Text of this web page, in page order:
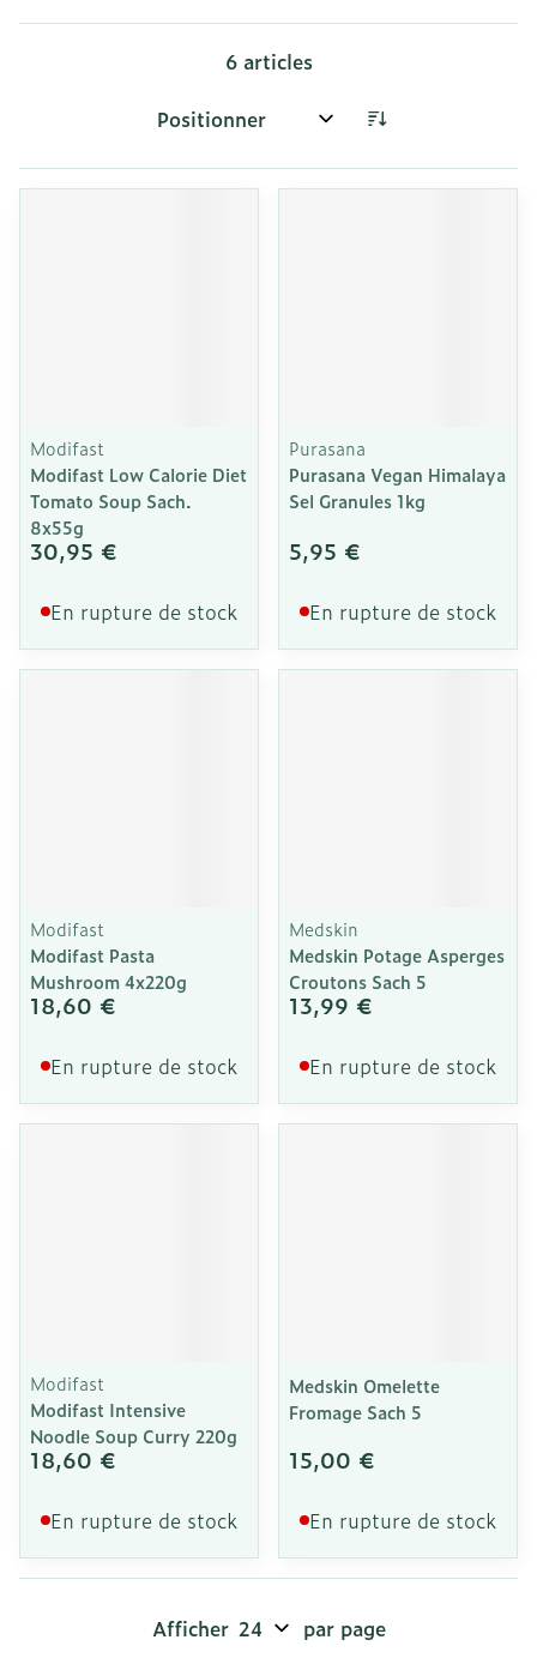
6articles
Trier par:
Modifast
Modifast Low Calorie Diet
Tomato Soup Sach.
8x55g
30,95 €
En rupture de stock
Purasana
Purasana Vegan Himalaya
Sel Granules 1kg
5,95 €
En rupture de stock
Modifast
Modifast Pasta
Mushroom 4x220g
18,60 €
En rupture de stock
Medskin
Medskin Potage Asperges
Croutons Sach 5
13,99 €
En rupture de stock
Modifast
Modifast Intensive
Noodle Soup Curry 220g
18,60 €
En rupture de stock
Medskin Omelette
Fromage Sach 5
15,00 €
En rupture de stock
Afficher par page